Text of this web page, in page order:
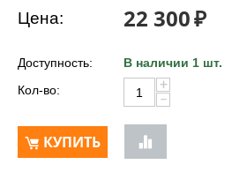
Цена: 22 300₽
Доступность:
В наличии 1 шт.
Кол-во:
+
−
КУПИТЬ